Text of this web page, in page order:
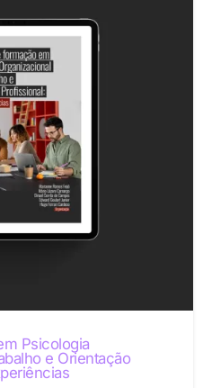
Psicologia
e Orientação